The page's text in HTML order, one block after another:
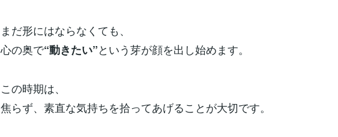
まだ形にはならなくても、
心の奥で“動きたい”という芽が顔を出し始めます。
この時期は、
焦らず、素直な気持ちを拾ってあげることが大切です。